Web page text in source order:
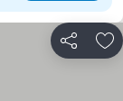
แชร์ เ